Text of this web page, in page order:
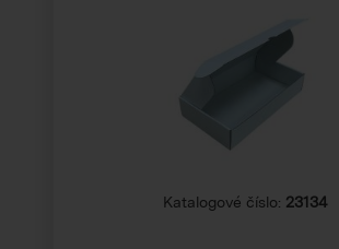
Katalogové číslo: 23134